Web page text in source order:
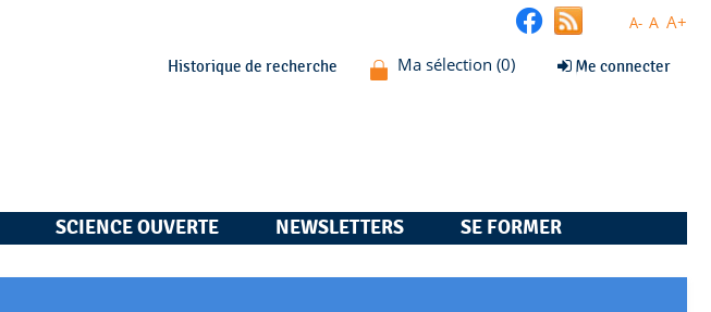
A- A A+
Historique de recherche Me connecter
SCIENCE OUVERTE NEWSLETTERS SE FORMER